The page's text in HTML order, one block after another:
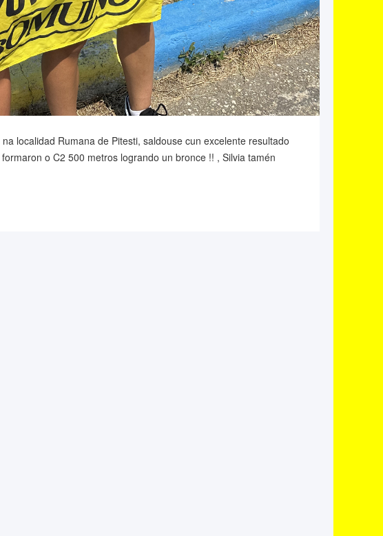
localidad Rumana de Pitesti, saldouse cun excelente resultado
o C2 500 metros logrando un bronce !! , Silvia tamén